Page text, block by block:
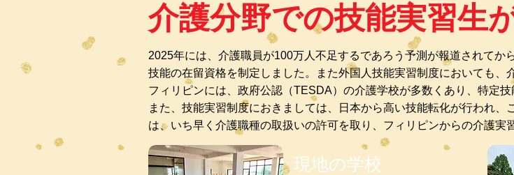
介護分野での技能実習生
2025年には、介護職員が100万人不足するであろう予測が報道されて
技能の在留資格を制定しました。また外国人技能実習制度においても、
フィリピンには、政府公認（TESDA）の介護学校が多数くあり、特定
また、技能実習制度におきましては、日本から高い技能転化が行われ、
は、 いち早く介護職種の取扱いの許可を取り、フィリピンからの介護実
現地の学校